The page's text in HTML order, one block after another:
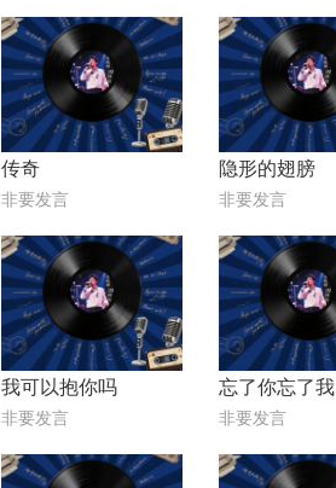
传奇
非要发言
隐形的翅膀
非要发言
我可以抱你吗
非要发言
忘了你忘了我
非要发言